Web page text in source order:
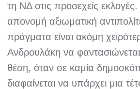
τη ΝΔ στις προσεχείς εκλογές.
απονομή αξιωματική
πράγματα είναι ακόμη
Ανδρουλάκη να
θέση, όταν σε καμία
διαφαίνεται να υπάρχει μια